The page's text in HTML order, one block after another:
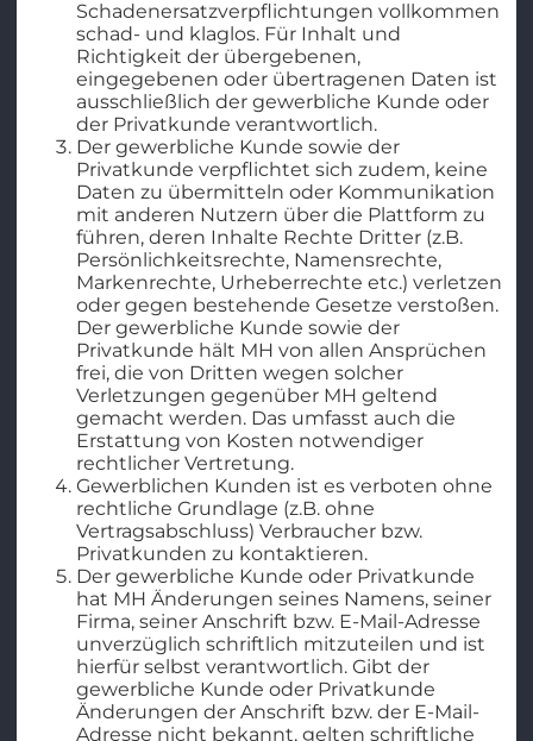
Schadenersatzverpflichtungen vollkommen
schad- und klaglos. Für Inhalt und
Richtigkeit der übergebenen,
eingegebenen oder übertragenen Daten ist
ausschließlich der gewerbliche Kunde oder
der Privatkunde verantwortlich.
Der gewerbliche Kunde sowie der
Privatkunde verpflichtet sich zudem, keine
Daten zu übermitteln oder Kommunikation
mit anderen Nutzern über die Plattform zu
führen, deren Inhalte Rechte Dritter (z.B.
Persönlichkeitsrechte, Namensrechte,
Markenrechte, Urheberrechte etc.) verletzen
oder gegen bestehende Gesetze verstoßen.
Der gewerbliche Kunde sowie der
Privatkunde hält MH von allen Ansprüchen
frei, die von Dritten wegen solcher
Verletzungen gegenüber MH geltend
gemacht werden. Das umfasst auch die
Erstattung von Kosten notwendiger
rechtlicher Vertretung.
Gewerblichen Kunden ist es verboten ohne
rechtliche Grundlage (z.B. ohne
Vertragsabschluss) Verbraucher bzw.
Privatkunden zu kontaktieren.
Der gewerbliche Kunde oder Privatkunde
hat MH Änderungen seines Namens, seiner
Firma, seiner Anschrift bzw. E-Mail-Adresse
unverzüglich schriftlich mitzuteilen und ist
hierfür selbst verantwortlich. Gibt der
gewerbliche Kunde oder Privatkunde
Änderungen der Anschrift bzw. der E-Mail-
Adresse nicht bekannt, gelten schriftliche